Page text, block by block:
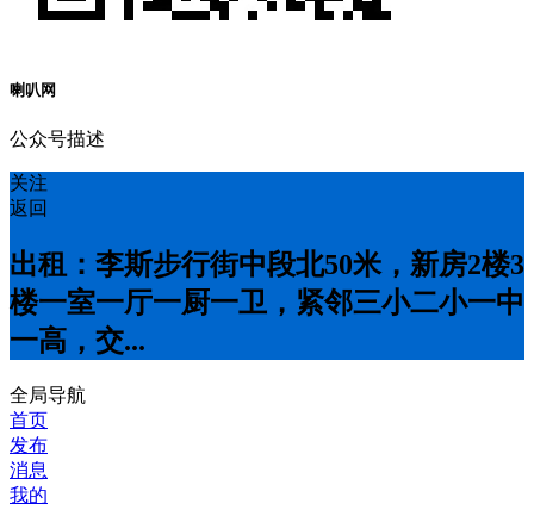
喇叭网
公众号描述
关注
返回
出租：李斯步行街中段北50米，新房2楼3
楼一室一厅一厨一卫，紧邻三小二小一中
一高，交...
全局导航
首页
发布
消息
我的